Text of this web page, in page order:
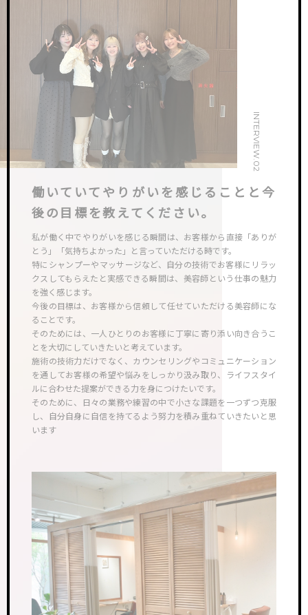
INTERVIEW.02
働いていてやりがいを感じることと今
後の目標を教えてください。
私が働く中でやりがいを感じる瞬間は、お客様から直接「ありが
とう」「気持ちよかった」と言っていただける時です。
特にシャンプーやマッサージなど、自分の技術でお客様にリラッ
クスしてもらえたと実感できる瞬間は、美容師という仕事の魅力
を強く感じます。
今後の目標は、お客様から信頼して任せていただける美容師にな
ることです。
そのためには、一人ひとりのお客様に丁寧に寄り添い向き合うこ
とを大切にしていきたいと考えています。
施術の技術力だけでなく、カウンセリングやコミュニケーション
を通してお客様の希望や悩みをしっかり汲み取り、ライフスタイ
ルに合わせた提案ができる力を身につけたいです。
そのために、日々の業務や練習の中で小さな課題を一つずつ克服
し、自分自身に自信を持てるよう努力を積み重ねていきたいと思
います